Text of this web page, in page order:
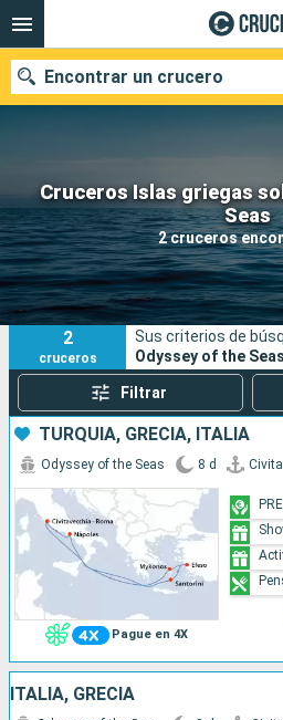
Cruceros Islas griegas
Seas
2 cruceros
Encontrar un crucero
Nuestros destinos
Fecha de salida
Puertos
2
cruceros
Sus criterios de
Odyssey of the
Filtrar
TURQUÍA, GRECIA, ITALIA
Pague en 4X
Odyssey of the Seas 8 d
ITALIA, GRECIA